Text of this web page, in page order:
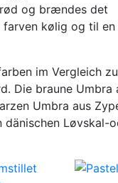
og brændes det
farven kølig og til en
im Vergleich zu
Die braune Umbra
Umbra aus
dänischen Løvskal-